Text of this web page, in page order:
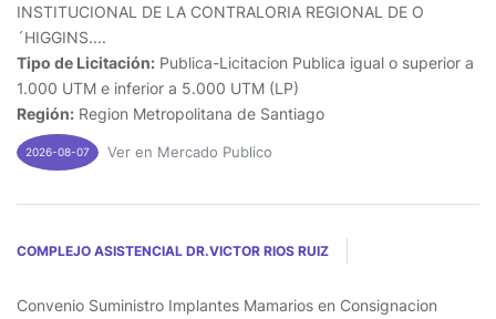
INSTITUCIONAL DE LA CONTRALORIA REGIONAL DE O
´HIGGINS....
Tipo de Licitación: Publica-Licitacion Publica igual o superior a
1.000 UTM e inferior a 5.000 UTM (LP)
Región: Region Metropolitana de Santiago
2026-08-07 Ver en Mercado Publico
COMPLEJO ASISTENCIAL DR.VICTOR RIOS RUIZ
Convenio Suministro Implantes Mamarios en Consignacion